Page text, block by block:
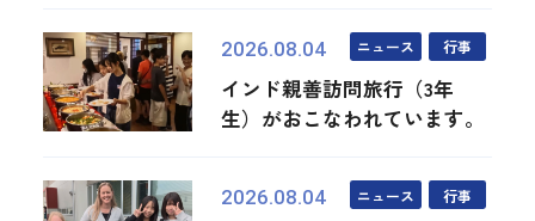
2026.08.04 ニュース 行事
インド親善訪問旅行（3年
生）がおこなわれています。
2026.08.04 ニュース 行事